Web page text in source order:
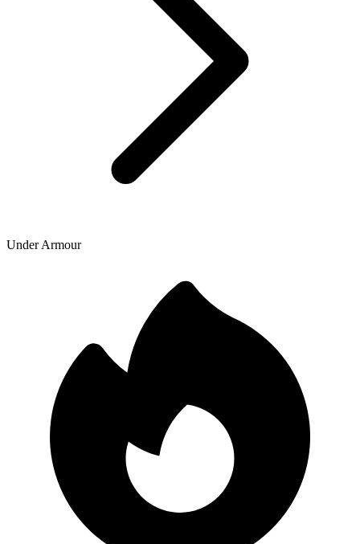
Under Armour